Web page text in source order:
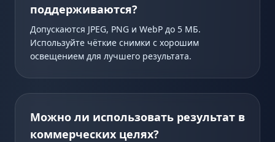
поддерживаются?
Допускаются JPEG, PNG и WebP до 5 МБ.
Используйте чёткие снимки с хорошим
освещением для лучшего результата.
Можно ли использовать результат в
коммерческих целях?